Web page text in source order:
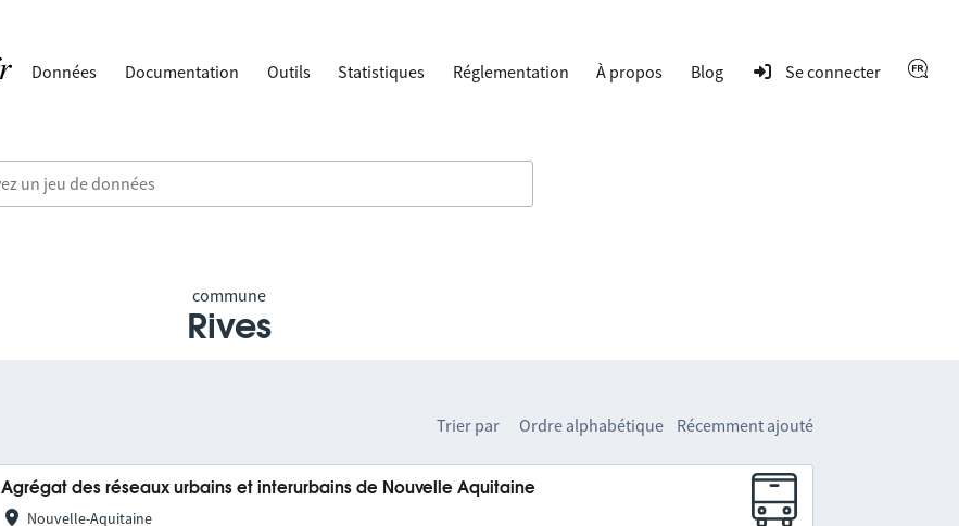
Données Documentation Outils Statistiques Réglementation À propos Blog Se connecter
commune
Rives
Trier par Ordre alphabétique Récemment ajouté
Agrégat des réseaux urbains et interurbains de Nouvelle Aquitaine
Nouvelle-Aquitaine